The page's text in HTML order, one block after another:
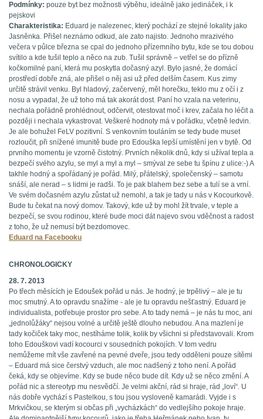
Podmínky: pouze byt bez možnosti výběhu, ideálně jako jedináček, i k
pejskovi
Charakteristika: Eduard je nalezenec, který pochází ze stejné lokality jako
Jasněnka. Přišel neznámo odkud, ale zato najisto. Jednoho mrazivého
večera v půlce března se cpal do jednoho přízemního bytu, kde se tou dobou
svítilo a kde tušil teplo a něco na zub. Tušil správně – vetřel se do přízně
kočkomilné paní, která mu poskytla dočasný azyl. Bylo jasné, že domácí
prostředí dobře zná, ale přišel o něj asi už před delším časem. Kus zimy
určitě strávil venku. Byl hladový, začervený, měl horečku, teklo mu z očí i z
nosu a vypadal, že už toho má tak akorát dost. Paní ho vzala na veterinu,
nechala pořádně prohlédnout, odčervit, otestovat moč i krev, začala ho léčit a
později i nechala vykastrovat. Veškeré hodnoty má v pořádku, včetně ledvin.
Je ale bohužel FeLV pozitivní. S venkovním touláním se tedy bude muset
rozloučit, při snížené imunitě bude pro Edouška lepší umístění jen v bytě. Od
prvního momentu je vzorně čistotný. Prvních několik dnů, kdy si užíval tepla a
bezpečí svého azylu, se myl a myl a myl – smýval ze sebe tu špínu z ulice:-) A
takhle hodný a spořádaný je pořád. Milý, přátelský, společenský – samotu
snáší, ale nerad – s lidmi je radši. To je pak blahem bez sebe a tulí se a vrní.
Ve svém dočasném azylu zůstat už nemohl, a tak je tady u nás v Kocourkově.
Bude tu čekat na nový domov. Takový, kde už by mohl žít trvale, v teple a
bezpečí, se svou rodinou, které bude moci dát najevo svou vděčnost a radost
z toho, že už nemusí být bezdomovec.
Eduard na Facebooku
CHRONOLOGICKY
28. 7. 2013
Po třech měsících je Edoušek pořád u nás. Je hodný, je trpělivý – ale je tu
moc smutný. A to opravdu snažíme - ale je tu opravdu nešťastný. Eduard je
individualista, potřebuje prostor pro sebe. A to tady nemá – je nás tu moc, ani
„jednolůžáky“ nejsou volné a určitě ještě dlouho nebudou. A na mazlení je
tady kočiček taky moc, nestíháme tolik, kolik by všichni si představovali. Krom
toho Edouškovi vadí kocourci v sousedních pokojích. V tom vedru
nemůžeme mít vše zavřené na pevné dveře, jsou tedy odděleni pouze sítěmi
– Eduard má sice čerstvý vzduch, ale moc nadšený z toho není. A pořád
čeká, kdy se objevíme. Kdy se bude něco bude dít. Kdy už se něco změní. A
pořád nic a stereotyp mu nesvědčí. Je velmi akční, rád si hraje, rád „loví“. U
nás dobře vychází s Pastelkou, s tou jsou vysloveně kamarádi. Vyjde i s
Mrkvičkou, se kterým si občas při „vycházkách“ do vedlejšího pokoje hraje.